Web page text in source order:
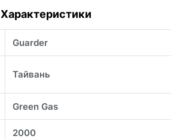
Характеристики
Guarder
Тайвань
Green Gas
2000